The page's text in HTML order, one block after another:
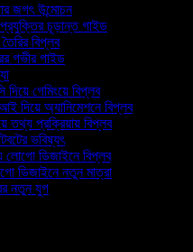
জগৎ উন্মোচন
চূড়ান্ত গাইড
বিপ্লব
গভীর গাইড
গেমিংয়ে বিপ্লব
দিয়ে অ্যানিমেশনে বিপ্লব
তথ্য প্রক্রিয়ায় বিপ্লব
ভবিষ্যৎ
ডিজাইনে বিপ্লব
ডিজাইনে নতুন মাত্রা
নতুন যুগ